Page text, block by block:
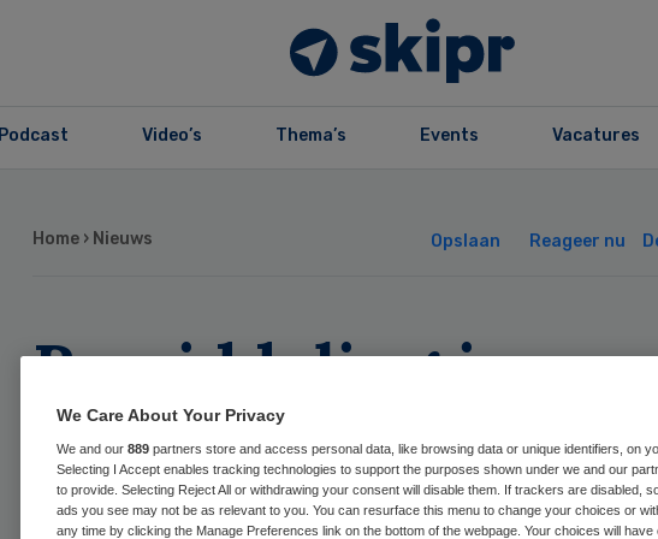
Podcast Video’s Thema’s Events Vacatures
Home › Nieuws Opslaan Reageer nu
Bemiddeling in
proefproces
mislukt
We Care About Your Privacy
We and our 889 partners store and access personal data, like browsing data or unique identifiers, on
Selecting I Accept enables tracking technologies to support the purposes shown under we and our
to provide. Selecting Reject All or withdrawing your consent will disable them. If trackers are disabled,
ads you see may not be as relevant to you. You can resurface this menu to change your choices or
any time by clicking the Manage Preferences link on the bottom of the webpage. Your choices will have